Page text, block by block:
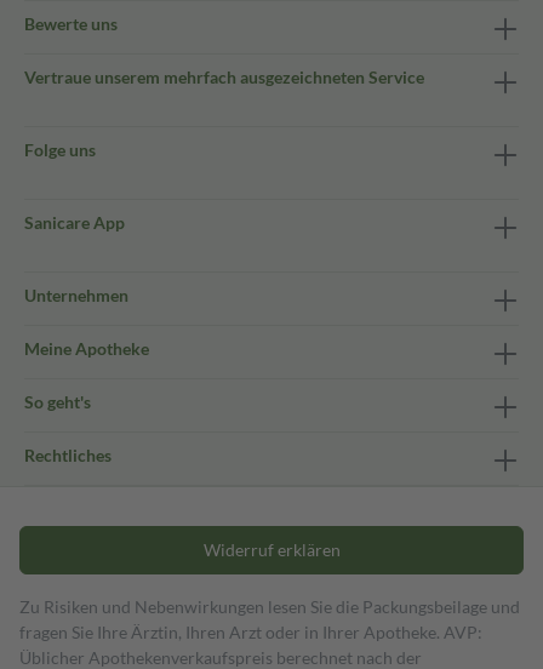
Bewerte uns
Vertraue unserem mehrfach ausgezeichneten Service
Folge uns
Sanicare App
Unternehmen
Meine Apotheke
So geht's
Rechtliches
Widerruf erklären
Zu Risiken und Nebenwirkungen lesen Sie die Packungsbeilage und
fragen Sie Ihre Ärztin, Ihren Arzt oder in Ihrer Apotheke. AVP:
Üblicher Apothekenverkaufspreis berechnet nach der